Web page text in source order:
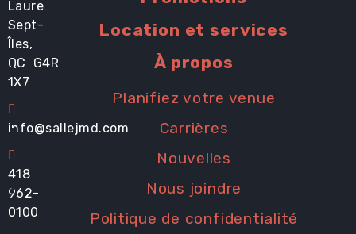
Laure
Sept-
Îles,
QC G4R
1X7
info@sallejmd.com
418
962-
0100
Location et services
À propos
Planifiez votre venue
Carrières
Nouvelles
Nous joindre
Politique de confidentialité